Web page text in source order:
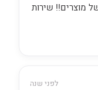
מוצרים!! שירות
לפני שנה